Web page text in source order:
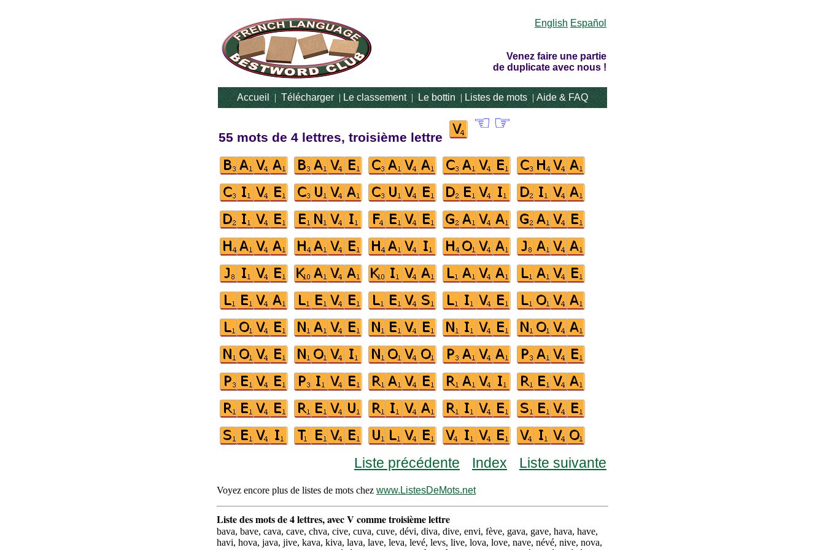
English Español
Venez faire une partie
de duplicate avec nous !
Accueil|Télécharger|Le classement|Le bottin|Listes de mots|Aide & FAQ
55 mots de 4 lettres, troisième lettre
☜ ☞
Liste précédente Index Liste suivante
Voyez encore plus de listes de mots chez www.ListesDeMots.net
Liste des mots de 4 lettres, avec V comme troisième lettre
bava, bave, cava, cave, chva, cive, cuva, cuve, dévi, diva, dive, envi, fève, gava, gave, hava, have,
havi, hova, java, jive, kava, kiva, lava, lave, leva, levé, levs, live, lova, love, nave, névé, nive, nova,